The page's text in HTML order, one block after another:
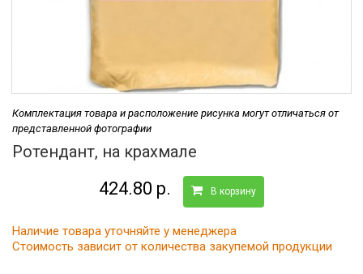
Комплектация товара и расположение рисунка могут отличаться от
представленной фотографии
Ротендант, на крахмале
424.80 р. В корзину
Наличие товара уточняйте у менеджера
Стоимость зависит от количества закупемой продукции